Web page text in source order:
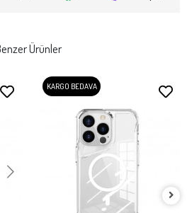
Ürünler
KARGO BEDAVA